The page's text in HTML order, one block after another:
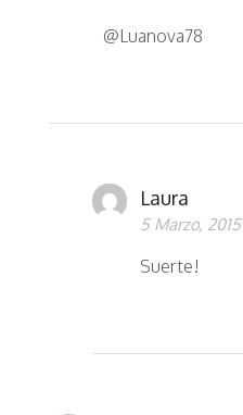
@Luanova78
Laura
5 Marzo, 2015
Suerte!